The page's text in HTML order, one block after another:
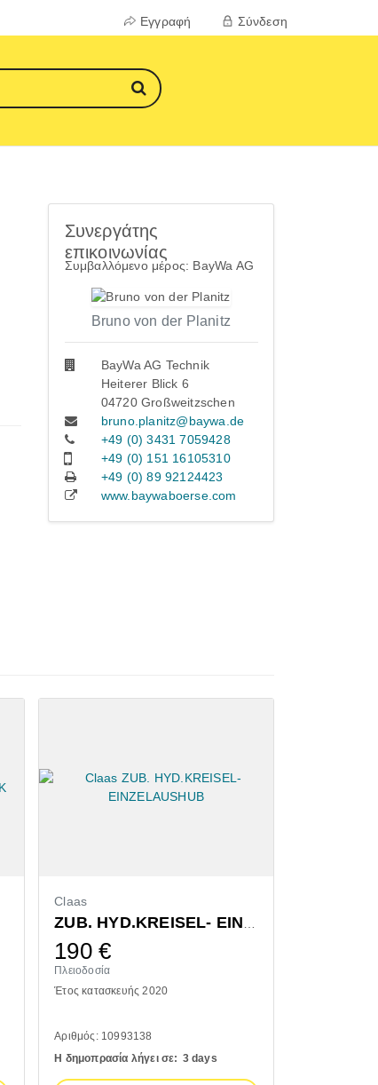
Εγγραφή Σύνδεση
Συνεργάτης
επικοινωνίας
Συμβαλλόμενο μέρος: BayWa AG
Bruno von der Planitz
BayWa AG Technik
Heiterer Blick 6
04720 Großweitzschen
bruno.planitz@baywa.de
+49 (0) 3431 7059428
+49 (0) 151 16105310
+49 (0) 89 92124423
www.baywaboerse.com
Claas
190€
Πλειοδοσία
Έτος κατασκευής 2020
Αριθμός: 10993138
Η δημοπρασία λήγει σε: 3 days